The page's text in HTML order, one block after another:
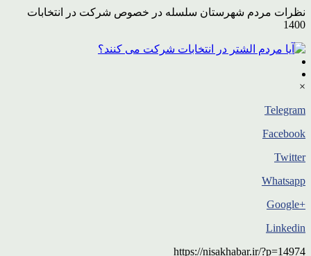
نظرات مردم شهرستان سلسله در خصوص شرکت در انتخابات
1400
×
Telegram
Facebook
Twitter
Whatsapp
+Google
Linkedin
https://nisakhabar.ir/?p=14974